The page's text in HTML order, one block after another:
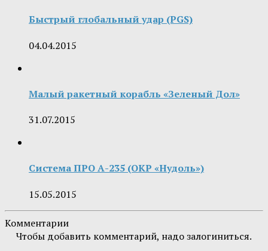
Быстрый глобальный удар (PGS)
04.04.2015
Малый ракетный корабль «Зеленый Дол»
31.07.2015
Система ПРО А-235 (ОКР «Нудоль»)
15.05.2015
Комментарии
Чтобы добавить комментарий, надо залогиниться.